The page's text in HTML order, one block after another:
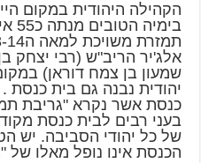
הקהילה היהודית במקום
אלג'יר הריב"ש (רבי יצחק
שמעון בן צמח דוראן)
יהודית נבנה גם בית כנסת
כנסת אשר נקרא "גריבת
בעני רבים לבית כנסת
של כל יהודי הסביבה. יש
הכנסת אינו נופל מאלו של